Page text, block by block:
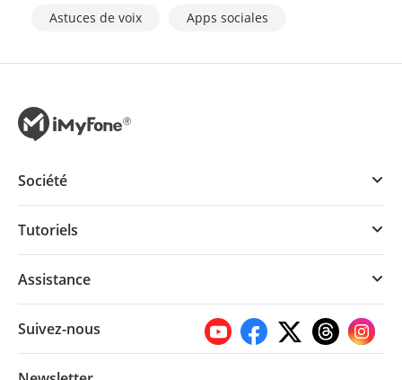
Astuces de voix Apps sociales
Société
Tutoriels
Assistance
Suivez-nous